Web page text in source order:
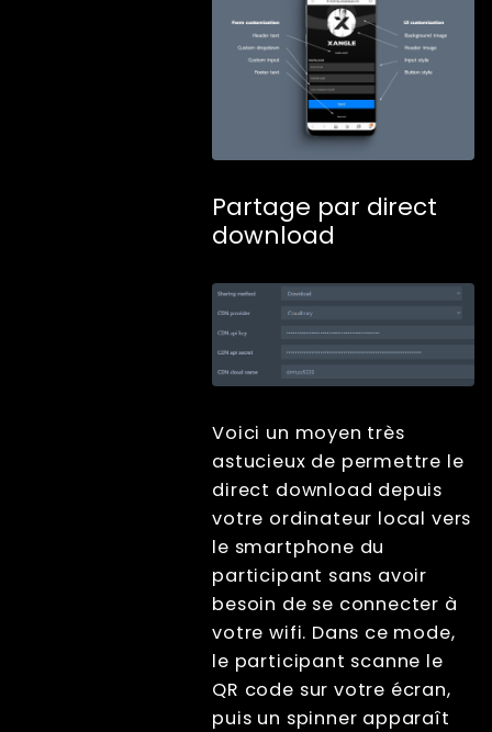
Partage par direct
download
Voici un moyen très
astucieux de permettre le
direct download depuis
votre ordinateur local vers
le smartphone du
participant sans avoir
besoin de se connecter à
votre wifi. Dans ce mode,
le participant scanne le
QR code sur votre écran,
puis un spinner apparaît